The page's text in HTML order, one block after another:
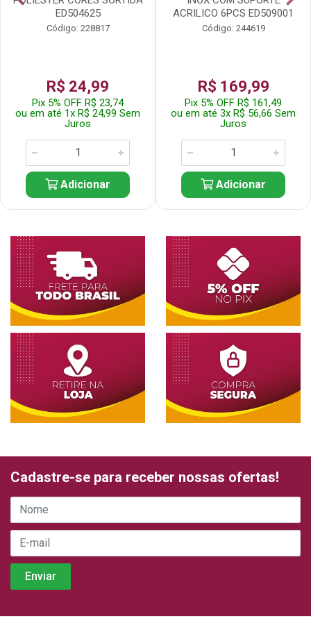
ED504625
Código: 228817
R$ 24,99
Pix 5% OFF R$ 23,74
ou em até 1x R$ 24,99 Sem
Juros
Adicionar
ACRILICO 6PCS ED509001
Código: 244619
R$ 169,99
Pix 5% OFF R$ 161,49
ou em até 3x R$ 56,66 Sem
Juros
Adicionar
Cadastre-se para receber nossas ofertas!